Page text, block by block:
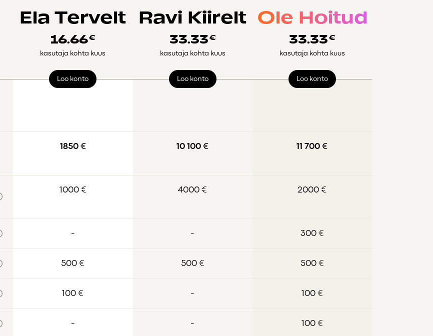
Ela Tervelt
16.66€
kasutaja kohta kuus
Loo konto
Ravi Kiirelt
33.33€
kasutaja kohta kuus
Loo konto
Ole Hoitud
33.33€
kasutaja kohta kuus
Loo konto
1850 € 10 100 € 11 700 €
1000 € 4000 € 2000 €
- - 300 €
500 € 500 € 500 €
100 € - 100 €
- - 100 €